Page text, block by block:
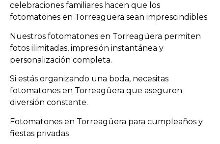
celebraciones familiares hacen que los
fotomatones en Torreagüera sean imprescindibles.
Nuestros fotomatones en Torreagüera permiten
fotos ilimitadas, impresión instantánea y
personalización completa.
Si estás organizando una boda, necesitas
fotomatones en Torreagüera que aseguren
diversión constante.
Fotomatones en Torreagüera para cumpleaños y
fiestas privadas